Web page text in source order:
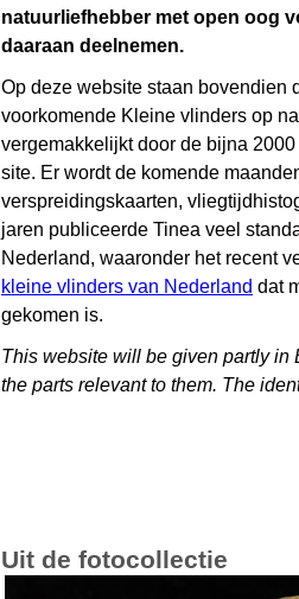
natuurliefhebber met open oog
daaraan deelnemen.
Op deze website staan bovendien
voorkomende Kleine vlinders op
vergemakkelijkt door de bijna
site. Er wordt de komende
verspreidingskaarten,
jaren publiceerde Tinea veel
Nederland, waaronder het recent
kleine vlinders van Nederland dat
gekomen is.
This website will be given partly
the parts relevant to them. The
Uit de fotocollectie